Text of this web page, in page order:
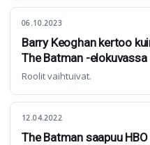
06.10.2023
Barry Keoghan kertoo
The Batman -elokuvassa
Roolit vaihtuivat.
12.04.2022
The Batman saapuu